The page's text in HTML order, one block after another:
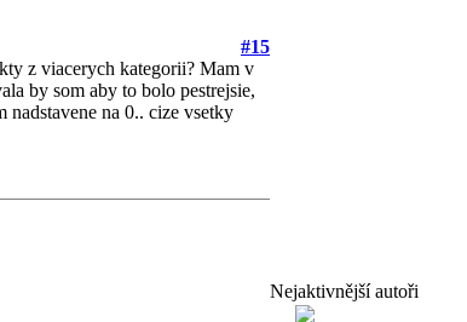
#15
z viacerych kategorii? Mam v
by som aby to bolo pestrejsie,
nadstavene na 0.. cize vsetky
Nejaktivnější autoři